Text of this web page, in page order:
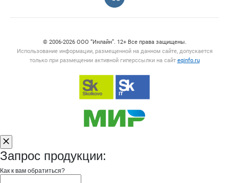
© 2006‑2026 ООО “Инлайн”. 12+ Все права защищены.
Использование информации, размещенной на данном сайте, допускается
только при размещении активной гиперссылки на сайт eqinfo.ru
Запрос продукции:
Как к вам обратиться?